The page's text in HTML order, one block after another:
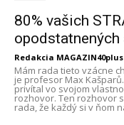
80% vašich
opodstatnených
Redakcia MAGAZIN40plus
Mám rada tieto vzácne
je profesor Max
privítal vo svojom
rozhovor. Ten rozhovor
rada, že každý si v ňom